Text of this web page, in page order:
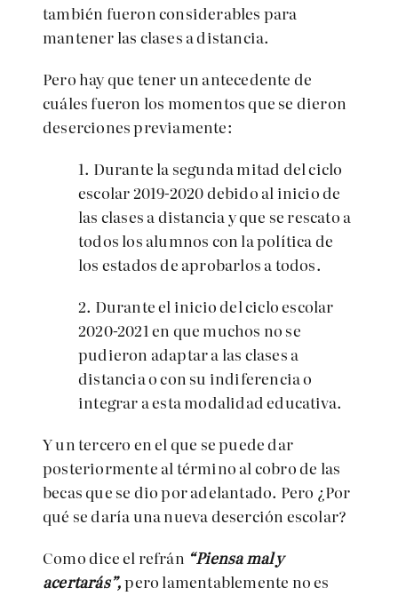
también fueron considerables para
mantener las clases a distancia.
Pero hay que tener un antecedente de
cuáles fueron los momentos que se dieron
deserciones previamente:
1. Durante la segunda mitad del ciclo
escolar 2019-2020 debido al inicio de
las clases a distancia y que se rescato a
todos los alumnos con la política de
los estados de aprobarlos a todos.
2. Durante el inicio del ciclo escolar
2020-2021 en que muchos no se
pudieron adaptar a las clases a
distancia o con su indiferencia o
integrar a esta modalidad educativa.
Y un tercero en el que se puede dar
posteriormente al término al cobro de las
becas que se dio por adelantado. Pero ¿Por
qué se daría una nueva deserción escolar?
Como dice el refrán “Piensa mal y
acertarás”,pero lamentablemente no es